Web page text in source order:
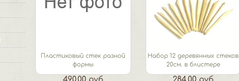
Пластиковый стек разной
формы
Набор 12 деревянных стеков
20см. в блистере